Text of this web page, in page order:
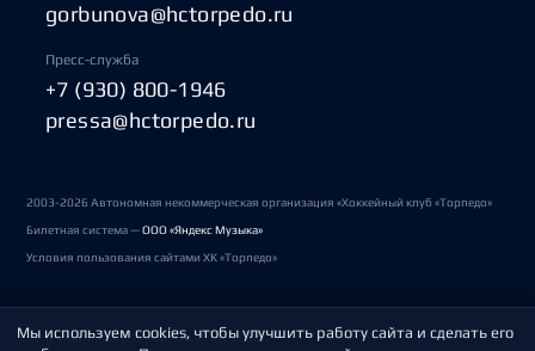
gorbunova@hctorpedo.ru
Пресс-служба
+7 (930) 800-1946
pressa@hctorpedo.ru
2003-2026 Автономная некоммерческая организация «Хоккейный клуб «Торпедо»
Билетная система —ООО «Яндекс Музыка»
Условия пользования сайтами ХК «Торпедо»
Политика обработки персональных данных
Мы используем cookies, чтобы улучшить работу сайта и сделать его